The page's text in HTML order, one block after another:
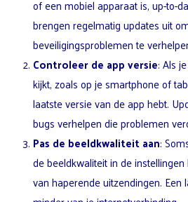
of een mobiel apparaat is, up-to-
brengen regelmatig updates uit
beveiligingsproblemen te
Controleer de app versie: Als
kijkt, zoals op je smartphone of
laatste versie van de app hebt.
bugs verhelpen die problemen
Pas de beeldkwaliteit aan:
de beeldkwaliteit in de
van haperende uitzendingen.